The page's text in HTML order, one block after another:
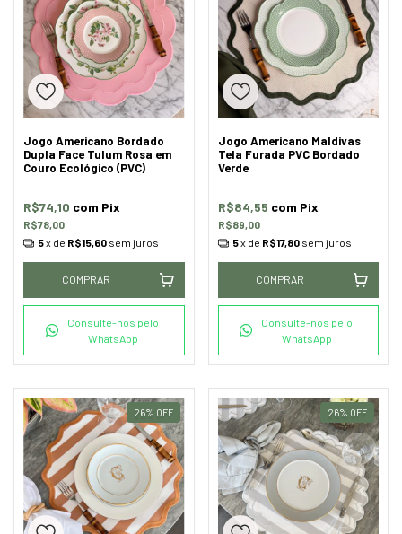
Jogo Americano Bordado
Dupla Face Tulum Rosa em
Couro Ecológico (PVC)
R$78,00
R$74,10 com Pix
5x de R$15,60 sem juros
COMPRAR
Consulte-nos pelo
WhatsApp
Jogo Americano Maldivas
Tela Furada PVC Bordado
Verde
R$89,00
R$84,55 com Pix
5x de R$17,80 sem juros
COMPRAR
Consulte-nos pelo
WhatsApp
26% OFF 26% OFF